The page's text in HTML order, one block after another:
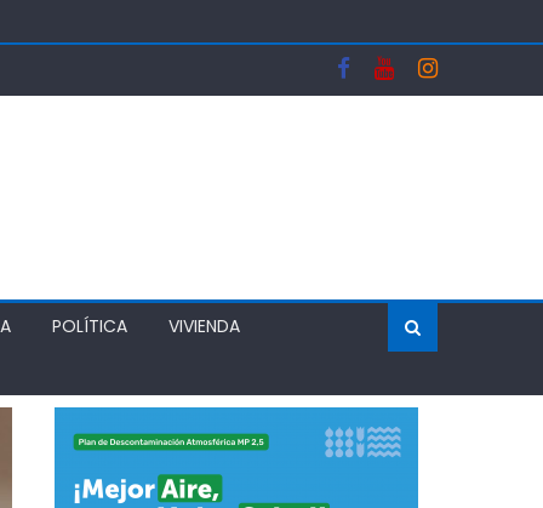
DEL SISTEMA FRONTAL Y APOYAR AL SECTOR
POLÍTICA VIVIENDA